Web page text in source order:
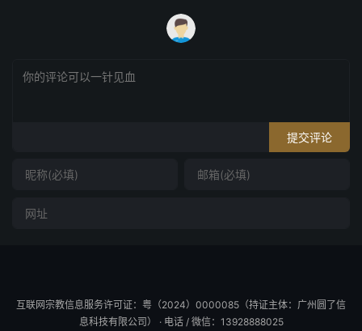
提交评论
互联网宗教信息服务许可证：粤（2024）0000085（持证主体：广州圆了信
息科技有限公司） · 电话 / 微信：13928888025